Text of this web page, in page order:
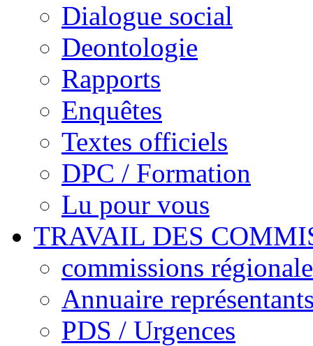
Dialogue social
Deontologie
Rapports
Enquêtes
Textes officiels
DPC / Formation
Lu pour vous
TRAVAIL DES
commissions
Annuaire
PDS / Urgences